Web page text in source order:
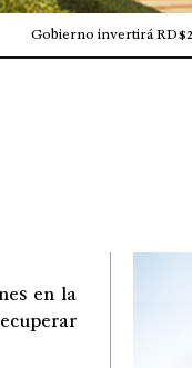
Gobierno invertirá
en la